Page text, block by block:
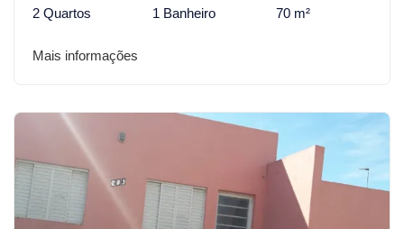
2 Quartos 1 Banheiro 70 m²
Mais informações